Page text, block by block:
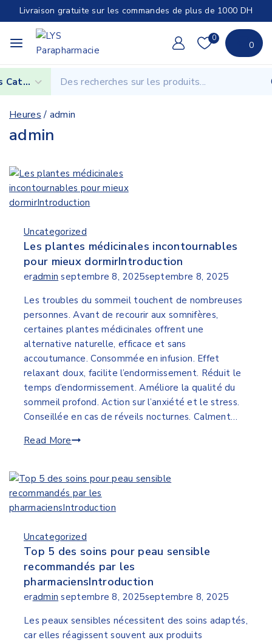
Livraison gratuite sur les commandes de plus de 1000 DH
0
0
Heures / admin
admin
Uncategorized
Les plantes médicinales incontournables
pour mieux dormirIntroduction
eradmin septembre 8, 2025septembre 8, 2025
Les troubles du sommeil touchent de nombreuses
personnes. Avant de recourir aux somnifères,
certaines plantes médicinales offrent une
alternative naturelle, efficace et sans
accoutumance. Consommée en infusion. Effet
relaxant doux, facilite l’endormissement. Réduit le
temps d’endormissement. Améliore la qualité du
sommeil profond. Action sur l’anxiété et le stress.
Conseillée en cas de réveils nocturnes. Calment…
Read More
Uncategorized
Top 5 des soins pour peau sensible
recommandés par les
pharmaciensIntroduction
eradmin septembre 8, 2025septembre 8, 2025
Les peaux sensibles nécessitent des soins adaptés,
car elles réagissent souvent aux produits